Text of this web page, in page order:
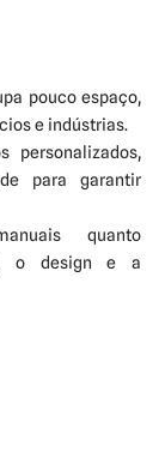
pouco espaço,
e indústrias.
personalizados,
para garantir
quanto
o design e a